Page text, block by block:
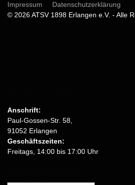
Impressum
Datenschutzerklärung
© 2026 ATSV 1898 Erlangen e.V. - Alle
Anschrift:
Paul-Gossen-Str. 58,
91052 Erlangen
Geschäftszeiten:
Freitags, 14:00 bis 17:00 Uhr